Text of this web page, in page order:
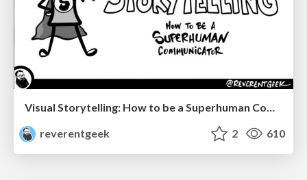
Visual Storytelling: How to be a Superhuman Communicator
reverentgeek
2 610